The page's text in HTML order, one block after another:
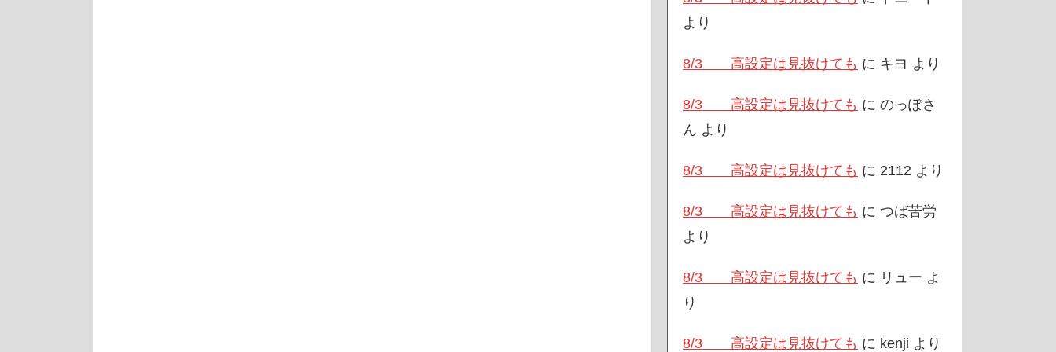
より
8/3 高設定は見抜けても に キヨ より
8/3 高設定は見抜けても に のっぽさ
ん より
8/3 高設定は見抜けても に 2112 より
8/3 高設定は見抜けても に つば苦労
より
8/3 高設定は見抜けても に リュー よ
り
8/3 高設定は見抜けても に kenji より